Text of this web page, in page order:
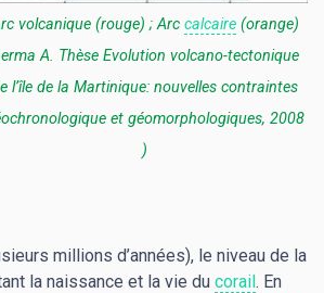
volcanique (rouge) ; Arc calcaire(orange)
A. Thèse Evolution volcano-tectonique
l’île de la Martinique: nouvelles contraintes
et géomorphologiques, 2008
)
millions d’années), le niveau de la
la naissance et la vie du corail. En